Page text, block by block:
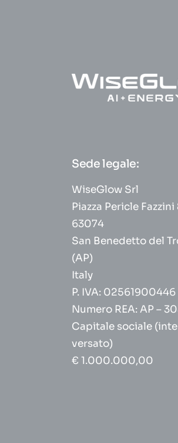
Sede legale:
WiseGlow Srl
Piazza Pericle Fazzini
63074
San Benedetto del
(AP)
Italy
P. IVA: 02561900446
Numero REA: AP –
Capitale sociale
versato)
€ 1.000.000,00